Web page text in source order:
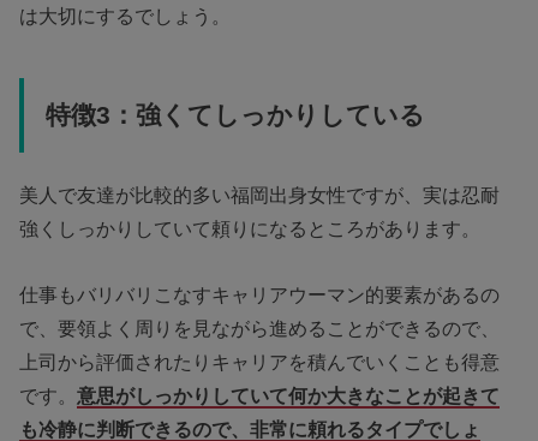
は大切にするでしょう。
特徴3：強くてしっかりしている
美人で友達が比較的多い福岡出身女性ですが、実は忍耐
強くしっかりしていて頼りになるところがあります。
仕事もバリバリこなすキャリアウーマン的要素があるの
で、要領よく周りを見ながら進めることができるので、
上司から評価されたりキャリアを積んでいくことも得意
です。意思がしっかりしていて何か大きなことが起きて
も冷静に判断できるので、非常に頼れるタイプでしょ